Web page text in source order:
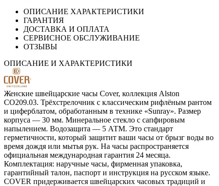
ОПИСАНИЕ ХАРАКТЕРИСТИКИ
ГАРАНТИЯ
ДОСТАВКА И ОПЛАТА
СЕРВИСНОЕ ОБСЛУЖИВАНИЕ
ОТЗЫВЫ
ОПИСАНИЕ И ХАРАКТЕРИСТИКИ
Женские швейцарские часы Cover, коллекция Alston
CO209.03. Трёхстрелочник с классическим рифлёным рантом
и циферблатом, обработанным в технике «Sunray». Размер
корпуса — 30 мм. Минеральное стекло с сапфировым
напылением. Водозащита — 5 АТМ. Это стандарт
герметичности, который защитит ваши часы от брызг воды во
время дождя или мытья рук. На часы распространяется
официальная международная гарантия 24 месяца.
Комплектация: наручные часы, фирменная упаковка,
гарантийный талон, паспорт и инструкция на русском языке.
COVER придерживается швейцарских часовых традиций и